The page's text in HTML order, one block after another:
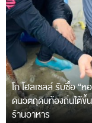
โก โฮลเซลล์ รับซื้อ “
ดันวัตถุดิบท้องถิ่นใต้ขึ้
ร้านอาหาร